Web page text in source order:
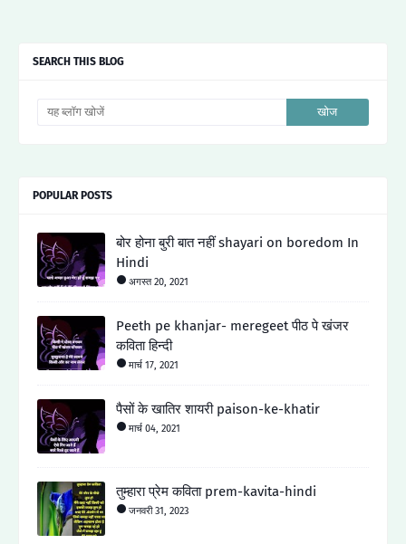
SEARCH THIS BLOG
POPULAR POSTS
बोर होना बुरी बात नहीं shayari on boredom In
Hindi
अगस्त 20, 2021
Peeth pe khanjar- meregeet पीठ पे खंजर
कविता हिन्दी
मार्च 17, 2021
पैसों के खातिर शायरी paison-ke-khatir
मार्च 04, 2021
तुम्हारा प्रेम कविता prem-kavita-hindi
जनवरी 31, 2023